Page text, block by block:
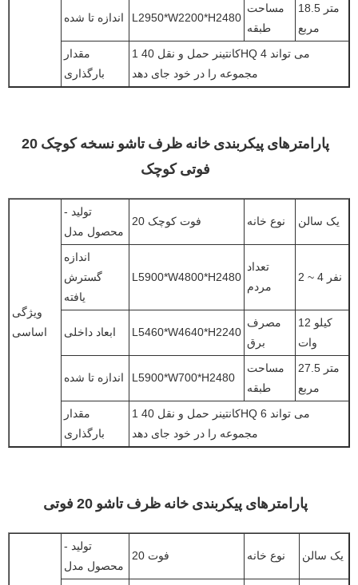
اندازه تا شده L2950*W2200*H2480
مساحت
طبقه
18.5 متر
مربع
مقدار
بارگذاری
1 کانتینر حمل و نقل 40HQ می تواند 4
مجموعه را در خود جای دهد
پارامترهای پیکربندی خانه ظرف تاشو نسخه کوچک 20
فوتی کوچک
ویژگی
اساسی
تولید -
محصول مدل
20 فوت کوچک نوع خانه یک سالن
اندازه
گسترش
یافته
L5900*W4800*H2480
تعداد
مردم
2 ~ 4 نفر
ابعاد داخلی L5460*W4640*H2240
مصرف
برق
12 کیلو
وات
اندازه تا شده L5900*W700*H2480
مساحت
طبقه
27.5 متر
مربع
مقدار
بارگذاری
1 کانتینر حمل و نقل 40HQ می تواند 6
مجموعه را در خود جای دهد
پارامترهای پیکربندی خانه ظرف تاشو 20 فوتی
تولید -
محصول مدل
20 فوت نوع خانه یک سالن